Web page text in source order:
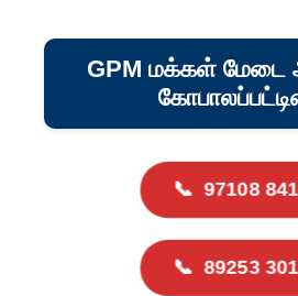
GPM மக்கள் மேடை
📞 97108
📞 89253